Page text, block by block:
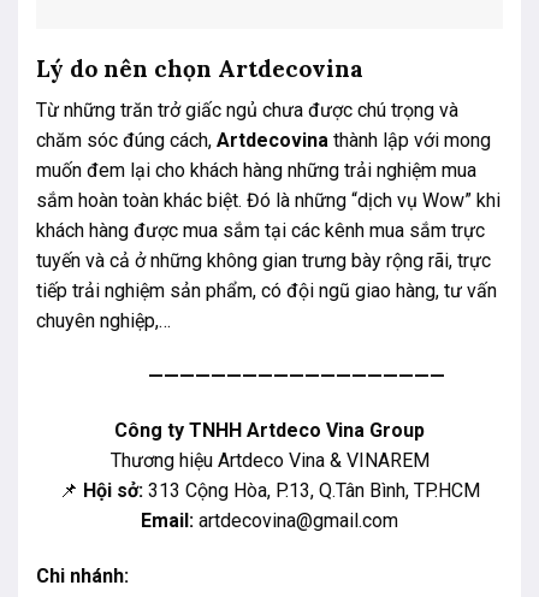
Lý do nên chọn Artdecovina
Từ những trăn trở giấc ngủ chưa được chú trọng và
chăm sóc đúng cách, Artdecovina thành lập với mong
muốn đem lại cho khách hàng những trải nghiệm mua
sắm hoàn toàn khác biệt. Đó là những “dịch vụ Wow” khi
khách hàng được mua sắm tại các kênh mua sắm trực
tuyến và cả ở những không gian trưng bày rộng rãi, trực
tiếp trải nghiệm sản phẩm, có đội ngũ giao hàng, tư vấn
chuyên nghiệp,…
———————————————————
Công ty TNHH Artdeco Vina Group
Thương hiệu Artdeco Vina & VINAREM
📌 Hội sở: 313 Cộng Hòa, P.13, Q.Tân Bình, TP.HCM
Email: artdecovina@gmail.com
Chi nhánh: